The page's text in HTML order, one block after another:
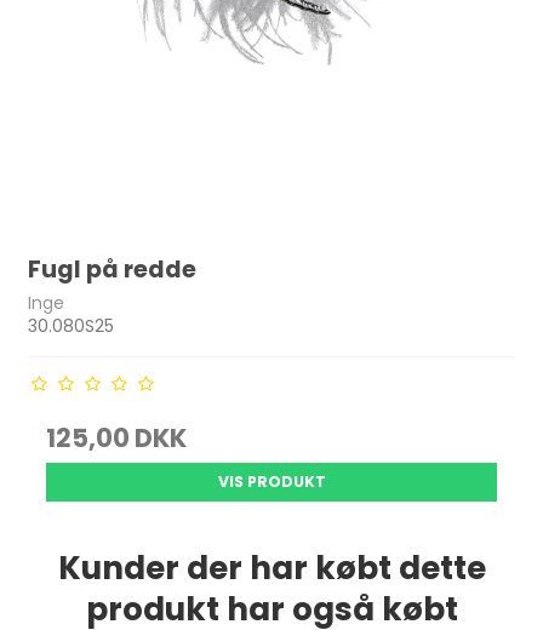
Fugl på redde
Inge
30.080S25
125,00 DKK
VIS PRODUKT
Kunder der har købt dette
produkt har også købt